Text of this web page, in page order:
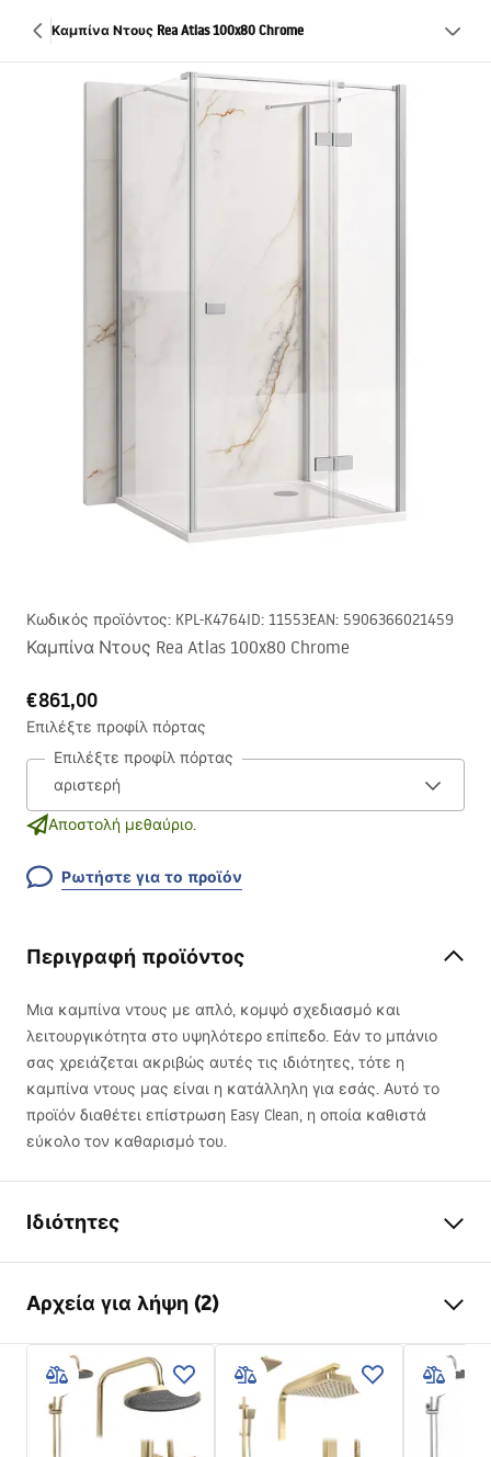
Καμπίνα Ντους Rea Atlas 100x80 Chrome
Κωδικός προϊόντος: KPL-K4764ID: 11553EAN: 5906366021459
Καμπίνα Ντους Rea Atlas 100x80 Chrome
€861,00
Επιλέξτε προφίλ πόρτας
Επιλέξτε προφίλ πόρτας
Αποστολή μεθαύριο.
Ρωτήστε για το προϊόν
Περιγραφή προϊόντος
Μια καμπίνα ντους με απλό, κομψό σχεδιασμό και
λειτουργικότητα στο υψηλότερο επίπεδο. Εάν το μπάνιο
σας χρειάζεται ακριβώς αυτές τις ιδιότητες, τότε η
καμπίνα ντους μας είναι η κατάλληλη για εσάς. Αυτό το
προϊόν διαθέτει επίστρωση Easy Clean, η οποία καθιστά
εύκολο τον καθαρισμό του.
Ιδιότητες
τοίχος)
Χρώμα Rea
Χρώμιο
Τύπος καμπίνας
Επιτοίχια
Γυαλί
Διαφανές 6mm
Μέθοδος ανοίγματος
Ανακλινόμενο
Αρχεία για λήψη (2)
Warunki bezpieczeństwa
WARUNKI BEZPIECZENSTWA KABINY DRZWI